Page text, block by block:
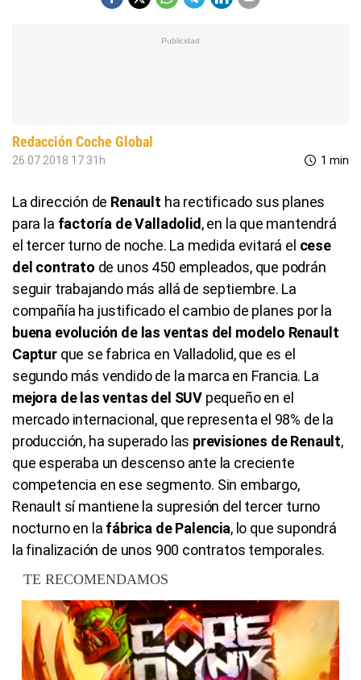
Redacción Coche Global
26.07.2018 17:31h 1 min
La dirección de Renault ha rectificado sus planes
para la factoría de Valladolid, en la que mantendrá
el tercer turno de noche. La medida evitará el cese
del contrato de unos 450 empleados, que podrán
seguir trabajando más allá de septiembre. La
compañía ha justificado el cambio de planes por la
buena evolución de las ventas del modelo Renault
Capturque se fabrica en Valladolid, que es el
segundo más vendido de la marca en Francia. La
mejora de las ventas del SUVpequeño en el
mercado internacional, que representa el 98% de la
producción, ha superado las previsiones de Renault,
que esperaba un descenso ante la creciente
competencia en ese segmento. Sin embargo,
Renault sí mantiene la supresión del tercer turno
nocturno en la fábrica de Palencia, lo que supondrá
la finalización de unos 900 contratos temporales.
TE RECOMENDAMOS